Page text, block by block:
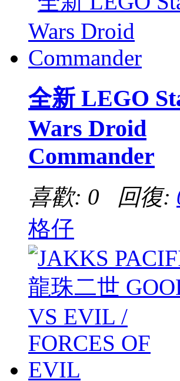
全新 LEGO
Wars Droid
Commander
喜歡: 0 回復:
格仔